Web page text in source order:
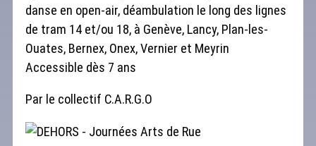
danse en open-air, déambulation le long des lignes
de tram 14 et/ou 18, à Genève, Lancy, Plan-les-
Ouates, Bernex, Onex, Vernier et Meyrin
Accessible dès 7 ans
Par le collectif C.A.R.G.O